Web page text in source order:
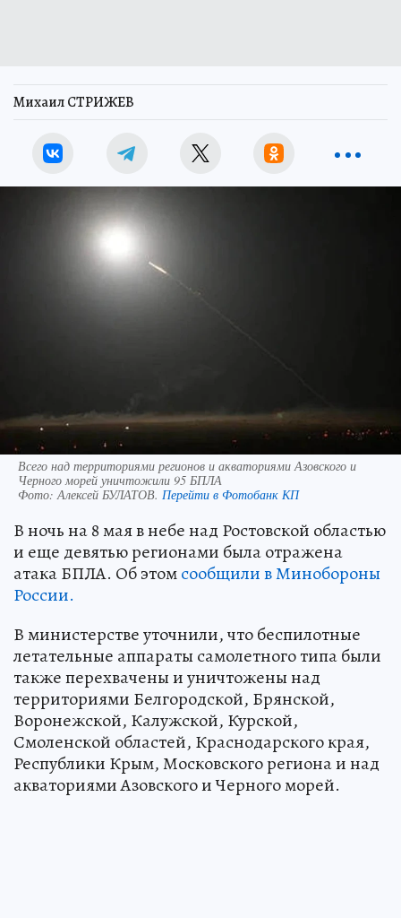
Михаил СТРИЖЕВ
Всего над территориями регионов и акваториями Азовского и
Черного морей уничтожили 95 БПЛА
Фото: Алексей БУЛАТОВ. Перейти в Фотобанк КП
В ночь на 8 мая в небе над Ростовской областью
и еще девятью регионами была отражена
атака БПЛА. Об этомсообщили в Минобороны
России.
В министерстве уточнили, что беспилотные
летательные аппараты самолетного типа были
также перехвачены и уничтожены над
территориями Белгородской, Брянской,
Воронежской, Калужской, Курской,
Смоленской областей, Краснодарского края,
Республики Крым, Московского региона и над
акваториями Азовского и Черного морей.